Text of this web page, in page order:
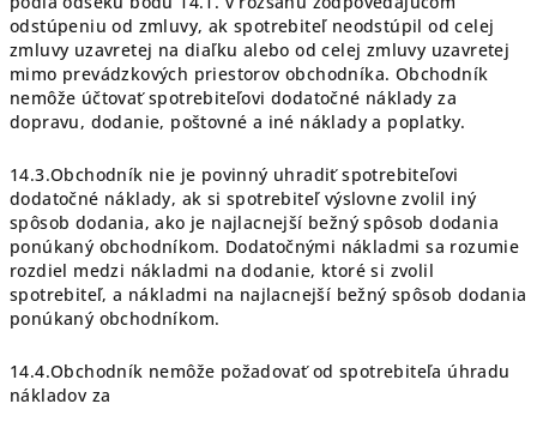
odstúpeniu od zmluvy, ak spotrebiteľ neodstúpil od celej
zmluvy uzavretej na diaľku alebo od celej zmluvy uzavretej
mimo prevádzkových priestorov obchodníka. Obchodník
nemôže účtovať spotrebiteľovi dodatočné náklady za
dopravu, dodanie, poštovné a iné náklady a poplatky.
14.3.Obchodník nie je povinný uhradiť spotrebiteľovi
dodatočné náklady, ak si spotrebiteľ výslovne zvolil iný
spôsob dodania, ako je najlacnejší bežný spôsob dodania
ponúkaný obchodníkom. Dodatočnými nákladmi sa rozumie
rozdiel medzi nákladmi na dodanie, ktoré si zvolil
spotrebiteľ, a nákladmi na najlacnejší bežný spôsob dodania
ponúkaný obchodníkom.
14.4.Obchodník nemôže požadovať od spotrebiteľa úhradu
nákladov za